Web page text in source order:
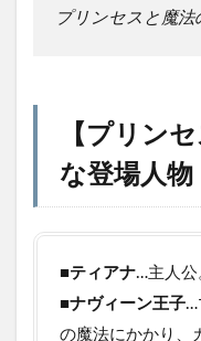
プリンセスと魔法
【プリン
な登場人物
■ティアナ…主人公
■ナヴィーン王子…
の魔法にかかり、